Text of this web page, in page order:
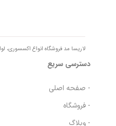
لاریسا مد فروشگاه انواع اکسسوری،
دسترسی سریع
- صفحه اصلی
- فروشگاه
- وبلاگ